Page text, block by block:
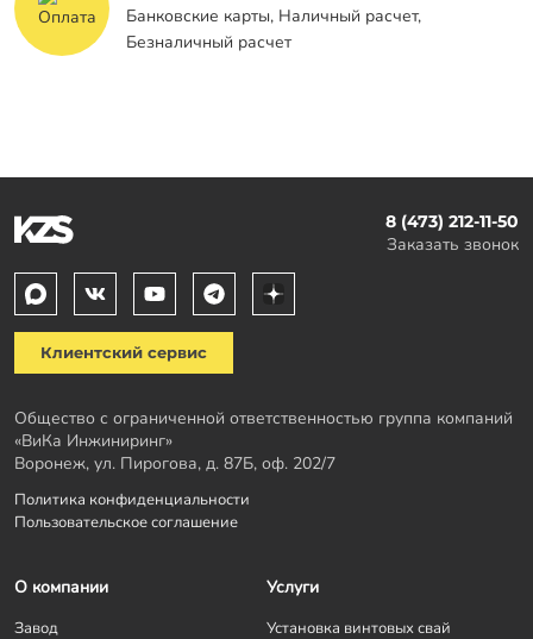
Банковские карты, Наличный расчет,
Безналичный расчет
8 (473) 212-11-50
Заказать звонок
Клиентский сервис
Общество с ограниченной ответственностью группа компаний
«ВиКа Инжиниринг»
Воронеж, ул. Пирогова, д. 87Б, оф. 202/7
Политика конфиденциальности
Пользовательское соглашение
О компании
Завод
Услуги
Установка винтовых свай